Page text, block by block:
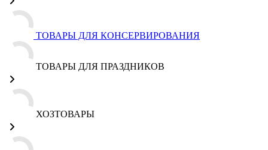
ТОВАРЫ ДЛЯ КОНСЕРВИРОВАНИЯ
ТОВАРЫ ДЛЯ ПРАЗДНИКОВ
ХОЗТОВАРЫ